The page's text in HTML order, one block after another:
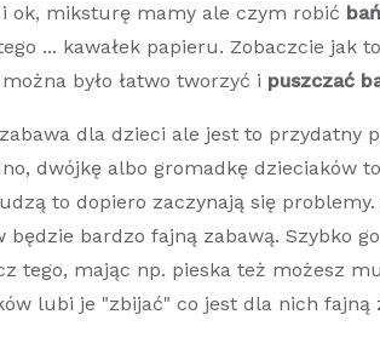
ok, miksturę mamy ale czym robić
... kawałek papieru. Zobaczcie jak
było łatwo tworzyć i puszczać
dla dzieci ale jest to przydatny
dwójkę albo gromadkę dzieciaków
to dopiero zaczynają się problemy.
będzie bardzo fajną zabawą. Szybko
tego, mając np. pieska też możesz
lubi je "zbijać" co jest dla nich fajną